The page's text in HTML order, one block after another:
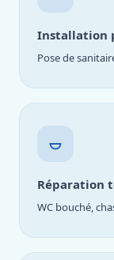
Installation
Pose de
Réparation
WC bouché,